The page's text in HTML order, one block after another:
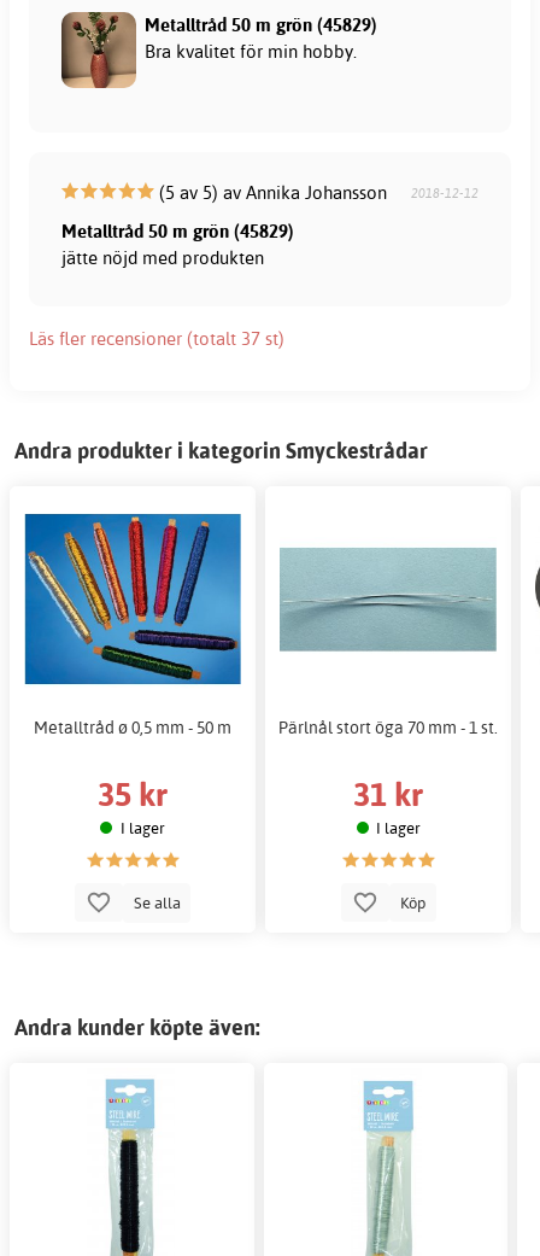
Metalltråd 50 m grön (45829)
Bra kvalitet för min hobby.
(5 av 5) av Annika Johansson 2018-12-12
Metalltråd 50 m grön (45829)
jätte nöjd med produkten
Läs fler recensioner (totalt 37 st)
Andra produkter i kategorin Smyckestrådar
Metalltråd ø 0,5 mm - 50 m
35 kr
I lager
Se alla
Pärlnål stort öga 70 mm - 1 st.
31 kr
I lager
Köp
Andra kunder köpte även: